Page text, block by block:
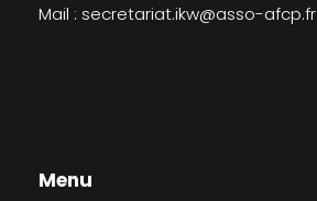
Mail : secretariat.ikw@asso-afcp.fr
Menu